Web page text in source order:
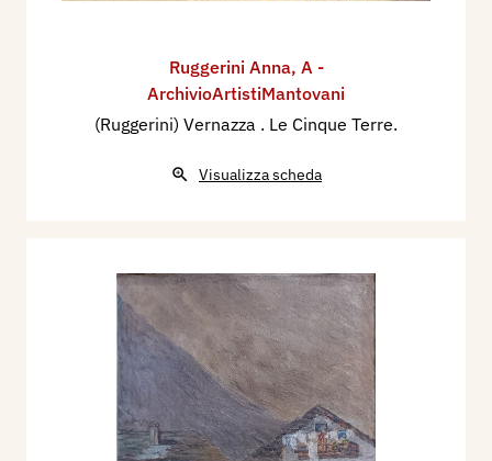
Ruggerini Anna, A -
ArchivioArtistiMantovani
(Ruggerini) Vernazza . Le Cinque Terre.
Visualizza scheda